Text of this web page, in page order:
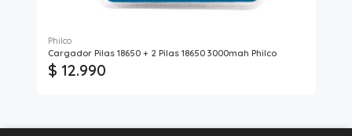
Philco
Cargador Pilas 18650 + 2 Pilas 18650 3000mah Philco
$ 12.990